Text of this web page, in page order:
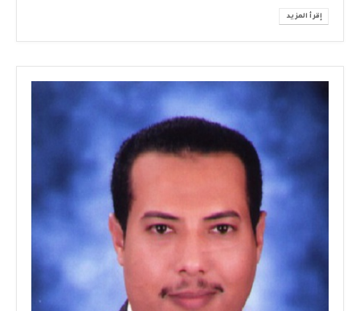
إقرأ المزيد